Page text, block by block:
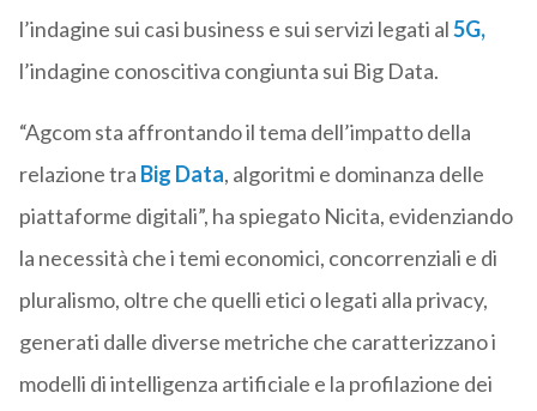
l’indagine sui casi business e sui servizi legati al5G,
l’indagine conoscitiva congiunta sui Big Data.
“Agcom sta affrontando il tema dell’impatto della
relazione tra Big Data, algoritmi e dominanza delle
piattaforme digitali”, ha spiegato Nicita, evidenziando
la necessità che i temi economici, concorrenziali e di
pluralismo, oltre che quelli etici o legati alla privacy,
generati dalle diverse metriche che caratterizzano i
modelli di intelligenza artificiale e la profilazione dei